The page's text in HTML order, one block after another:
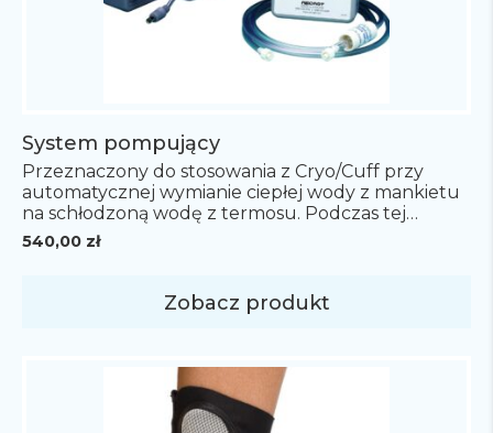
System pompujący
540,00 zł
Przeznaczony do stosowania z Cryo/Cuff przy
automatycznej wymianie ciepłej wody z mankietu
na schłodzoną wodę z termosu. Podczas tej
powtarzającej się czynności w mankiecie cały czas
pozostaje schłodzona woda. Dzieje się tak dzięki
powietrze.Zawiera pompę, 1,5 metrowy przewód
przyłączeniowy oraz zasilacz.
Zobacz produkt